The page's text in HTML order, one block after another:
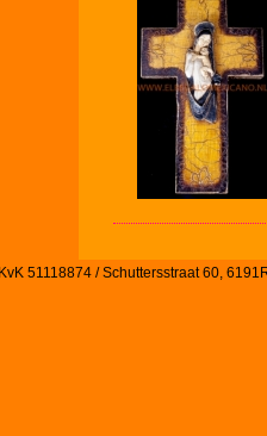
51118874 / Schuttersstraat 60,